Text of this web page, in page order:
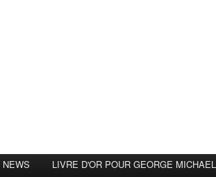
NEWS
LIVRE D'OR POUR GEORGE MICHAEL